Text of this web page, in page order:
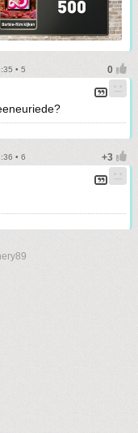
• 5
• 6